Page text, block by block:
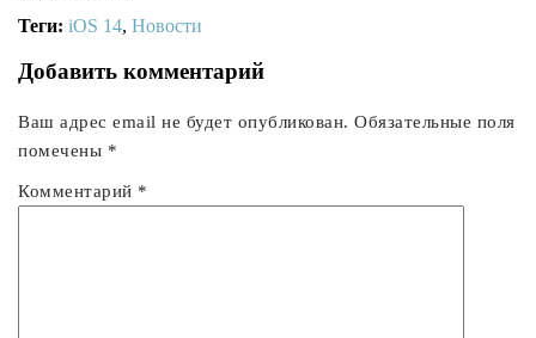
Теги: iOS 14, Новости
Добавить комментарий
Ваш адрес email не будет опубликован. Обязательные поля
помечены *
Комментарий *